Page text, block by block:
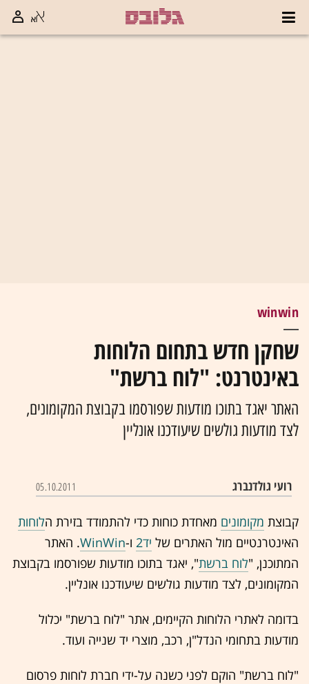
winwin
שחקן חדש בתחום הלוחות
באינטרנט: "לוח ברשת"
האתר יאגד בתוכו מודעות שפורסמו בקבוצת המקומונים,
לצד מודעות גולשים שיעודכנו אונליין
רועי גולדנברג 05.10.2011
קבוצת מקומונים מאחדת כוחות כדי להתמודד בזירת הלוחות
האינטרנטיים מול האתרים של יד2 ו-WinWin. האתר
המתוכנן, "לוח ברשת", יאגד בתוכו מודעות שפורסמו בקבוצת
המקומונים, לצד מודעות גולשים שיעודכנו אונליין.
בדומה לאתרי הלוחות הקיימים, אתר "לוח ברשת" יכלול
מודעות בתחומי הנדל"ן, רכב, מוצרי יד שנייה ועוד.
"לוח ברשת" הוקם לפני כשנה על-ידי חברת לוחות פרסום